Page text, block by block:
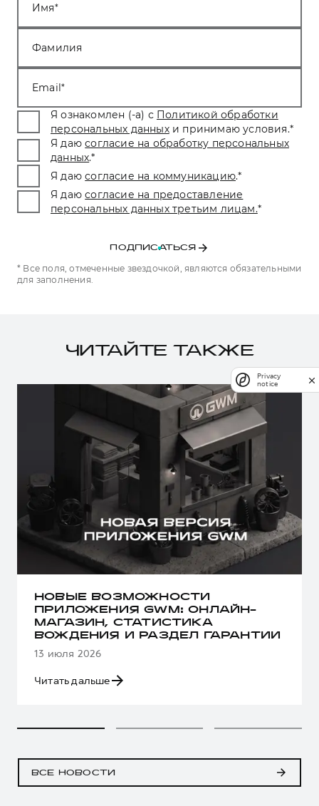
Имя
Фамилия
Email
Я ознакомлен (-а) с Политикой обработки
персональных данных и принимаю условия.*
Я даю согласие на обработку персональных
данных.*
Я даю согласие на коммуникацию.*
Я даю согласие на предоставление
персональных данных третьим лицам.*
ПОДПИСАТЬСЯ
* Все поля, отмеченные звездочкой, являются обязательными
для заполнения.
ЧИТАЙТЕ ТАКЖЕ
НОВЫЕ ВОЗМОЖНОСТИ
ПРИЛОЖЕНИЯ GWM: ОНЛАЙН-
МАГАЗИН, СТАТИСТИКА
ВОЖДЕНИЯ И РАЗДЕЛ ГАРАНТИИ
13 июля 2026
Читать дальше
ВСЕ НОВОСТИ
Privacy
notice